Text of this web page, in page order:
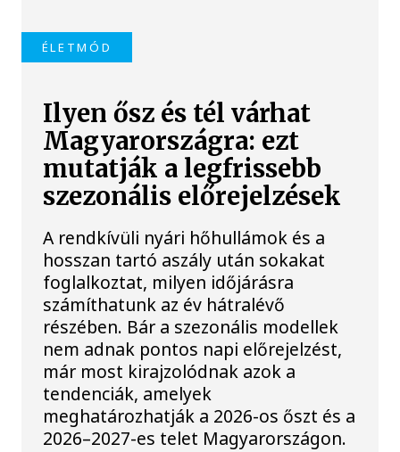
ÉLETMÓD
Ilyen ősz és tél várhat
Magyarországra: ezt
mutatják a legfrissebb
szezonális előrejelzések
A rendkívüli nyári hőhullámok és a
hosszan tartó aszály után sokakat
foglalkoztat, milyen időjárásra
számíthatunk az év hátralévő
részében. Bár a szezonális modellek
nem adnak pontos napi előrejelzést,
már most kirajzolódnak azok a
tendenciák, amelyek
meghatározhatják a 2026-os őszt és a
2026–2027-es telet Magyarországon.